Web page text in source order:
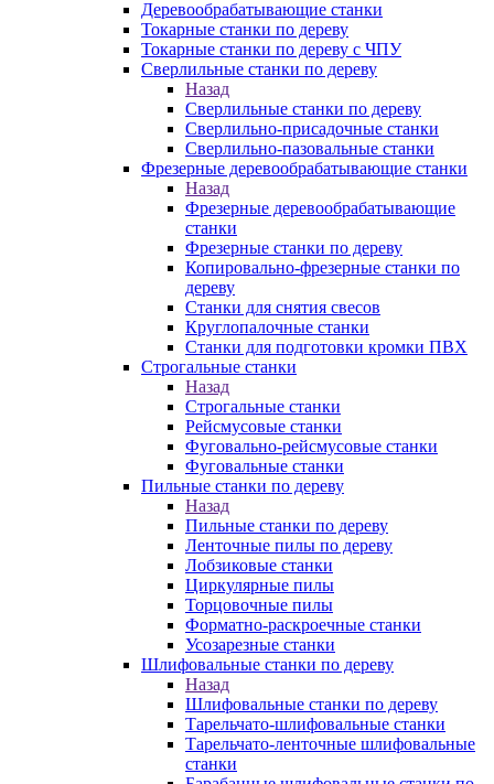
Деревообрабатывающие станки
Токарные станки по дереву
Токарные станки по дереву с ЧПУ
Сверлильные станки по дереву
Назад
Сверлильные станки по дереву
Сверлильно-присадочные станки
Сверлильно-пазовальные станки
Фрезерные деревообрабатывающие станки
Назад
Фрезерные деревообрабатывающие
станки
Фрезерные станки по дереву
Копировально-фрезерные станки по
дереву
Станки для снятия свесов
Круглопалочные станки
Станки для подготовки кромки ПВХ
Строгальные станки
Назад
Строгальные станки
Рейсмусовые станки
Фуговально-рейсмусовые станки
Фуговальные станки
Пильные станки по дереву
Назад
Пильные станки по дереву
Ленточные пилы по дереву
Лобзиковые станки
Циркулярные пилы
Торцовочные пилы
Форматно-раскроечные станки
Усозарезные станки
Шлифовальные станки по дереву
Назад
Шлифовальные станки по дереву
Тарельчато-шлифовальные станки
Тарельчато-ленточные шлифовальные
станки